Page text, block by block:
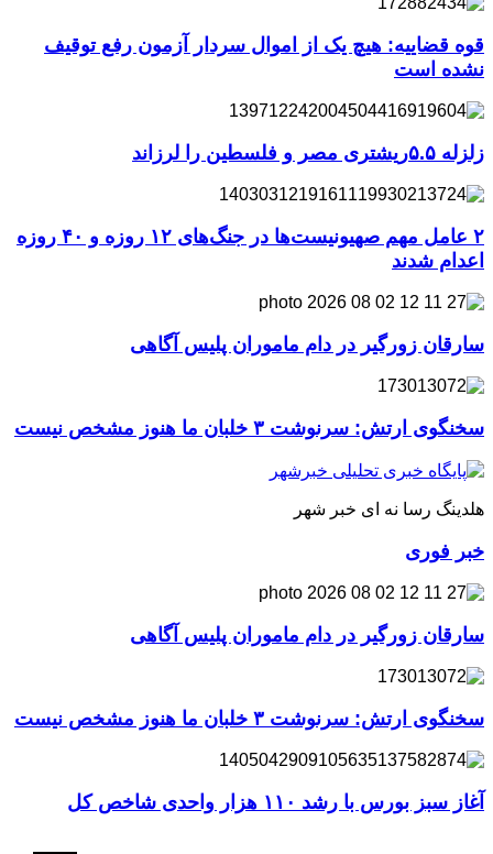
قوه قضاییه: هیچ یک از اموال سردار آزمون رفع توقیف
نشده است
زلزله ۵.۵ریشتری مصر و فلسطین را لرزاند
۲ عامل مهم صهیونیست‌ها در جنگ‌های ۱۲ روزه و ۴۰ روزه
اعدام شدند
سارقان زورگیر در دام ماموران پلیس آگاهی
سخنگوی ارتش: سرنوشت ۳ خلبان ما هنوز مشخص نیست
هلدینگ رسا نه ای خبر شهر
خبر فوری
سارقان زورگیر در دام ماموران پلیس آگاهی
سخنگوی ارتش: سرنوشت ۳ خلبان ما هنوز مشخص نیست
آغاز سبز بورس با رشد ۱۱۰ هزار واحدی شاخص کل